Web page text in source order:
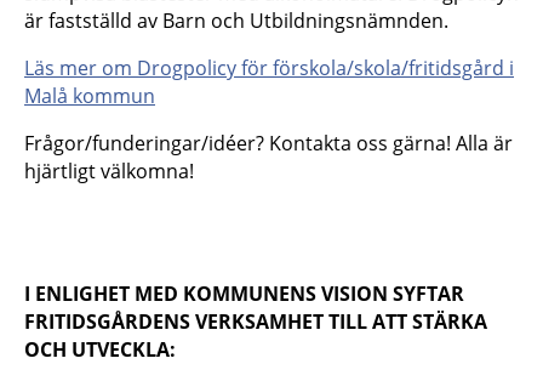
är fastställd av Barn och Utbildningsnämnden.
Läs mer om Drogpolicy för förskola/skola/fritidsgård i
Malå kommun
Frågor/funderingar/idéer? Kontakta oss gärna! Alla är
hjärtligt välkomna!
I ENLIGHET MED KOMMUNENS VISION SYFTAR
FRITIDSGÅRDENS VERKSAMHET TILL ATT STÄRKA
OCH UTVECKLA: